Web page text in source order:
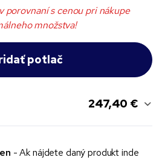
porovnaní s cenou pri nákupe
množstva!
247,40 €
- Ak nájdete daný produkt inde